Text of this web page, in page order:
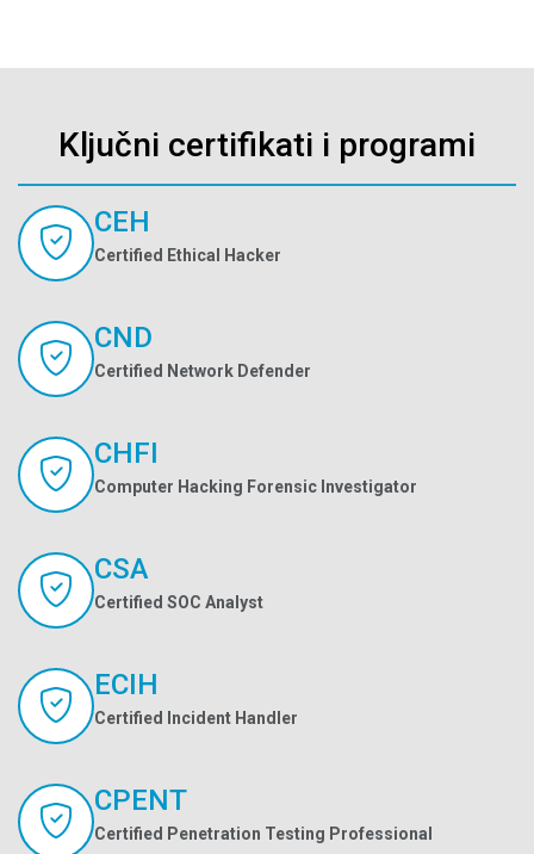
Ključni certifikati i programi
CEH
Certified Ethical Hacker
CND
Certified Network Defender
CHFI
Computer Hacking Forensic Investigator
CSA
Certified SOC Analyst
ECIH
Certified Incident Handler
CPENT
Certified Penetration Testing Professional